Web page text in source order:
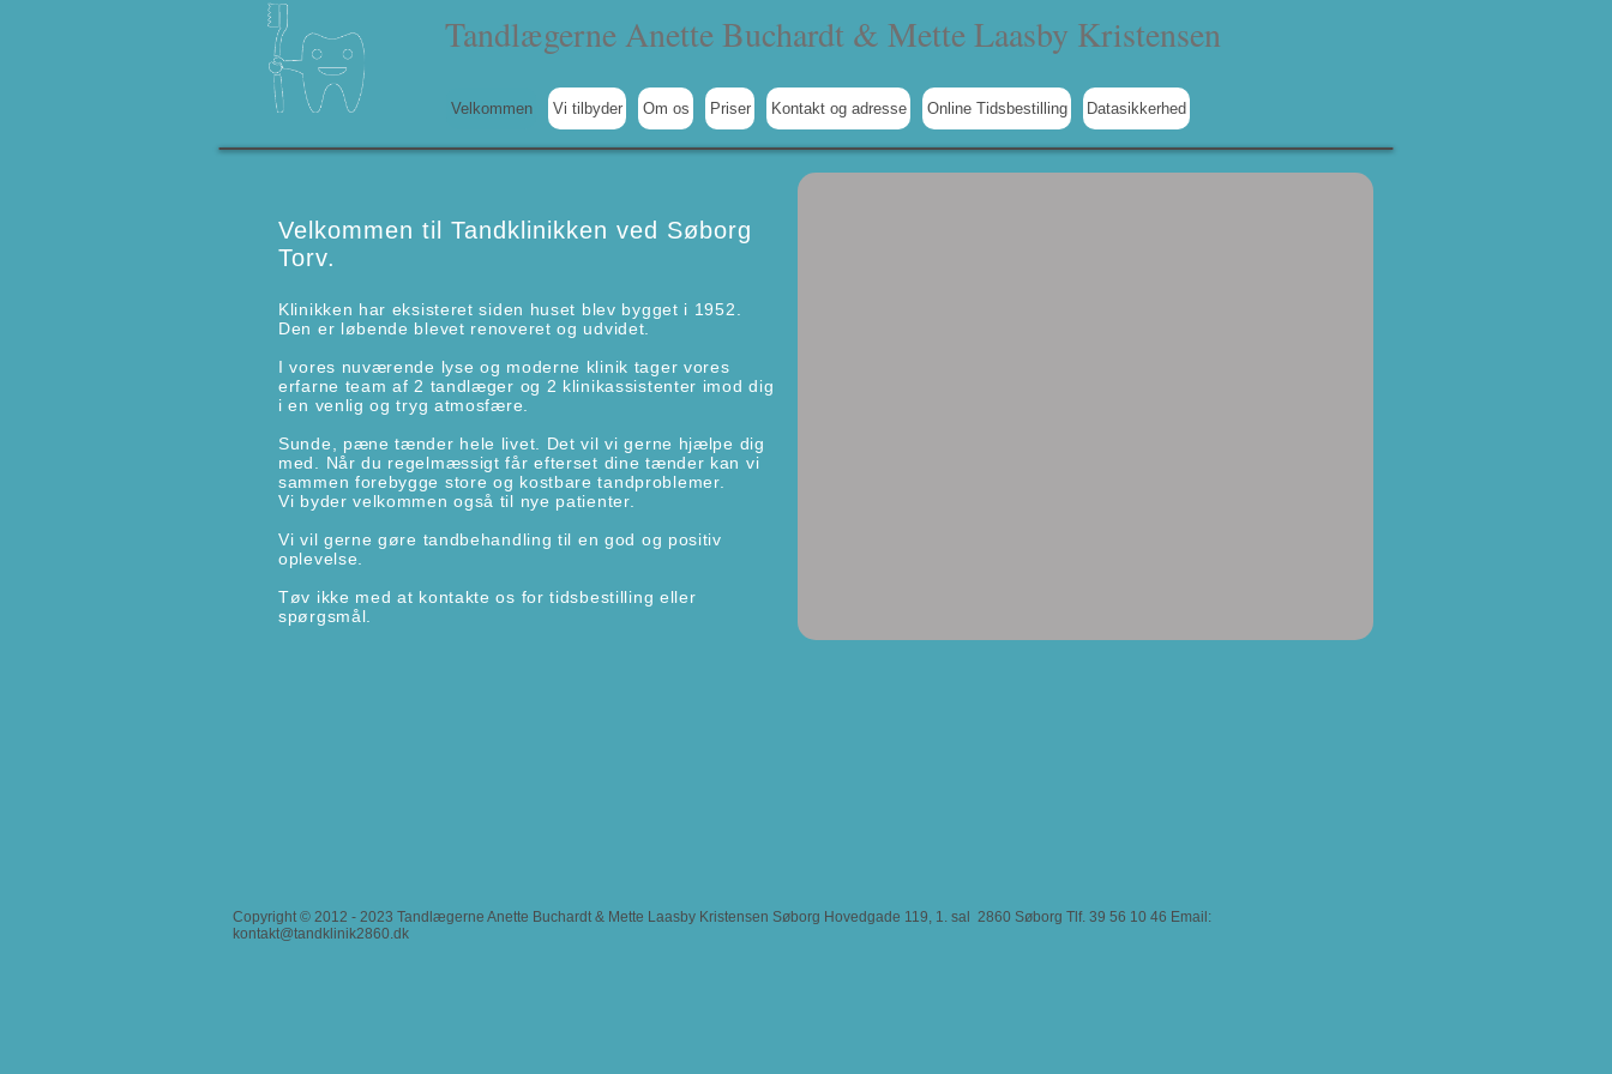
Velkommen Vi tilbyder Om os Priser Kontakt og adresse Online Tidsbestilling Datasikkerhed
Tandlægerne Anette Buchardt & Mette Laasby Kristensen
Velkommen til Tandklinikken ved Søborg
Torv.
Klinikken har eksisteret siden huset blev bygget i 1952.
Den er løbende blevet renoveret og udvidet.
I vores nuværende lyse og moderne klinik tager vores
erfarne team af 2 tandlæger og 2 klinikassistenter imod dig
i en venlig og tryg atmosfære.
Sunde, pæne tænder hele livet. Det vil vi gerne hjælpe dig
med. Når du regelmæssigt får efterset dine tænder kan vi
sammen forebygge store og kostbare tandproblemer.
Vi byder velkommen også til nye patienter.
Vi vil gerne gøre tandbehandling til en god og positiv
oplevelse.
Tøv ikke med at kontakte os for tidsbestilling eller
spørgsmål.
Copyright © 2012 - 2023 Tandlægerne Anette Buchardt & Mette Laasby Kristensen Søborg Hovedgade 119, 1. sal 2860 Søborg Tlf. 39 56 10 46 Email:
kontakt@tandklinik2860.dk